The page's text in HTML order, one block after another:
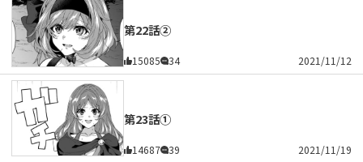
第22話②
15085 34 2021/11/12
第23話①
14687 39 2021/11/19